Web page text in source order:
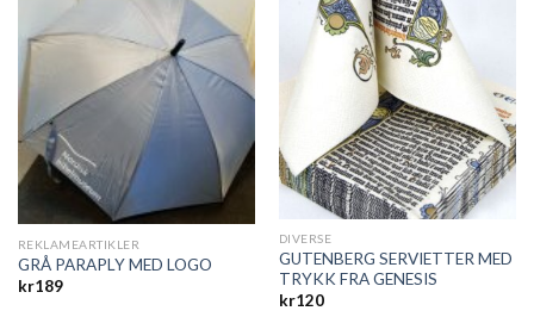
REKLAMEARTIKLER
GRÅ PARAPLY MED LOGO
kr189
DIVERSE
GUTENBERG SERVIETTER MED
TRYKK FRA GENESIS
kr120